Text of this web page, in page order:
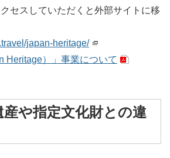
セスしていただくと外部サイトに移
japan-heritage/
Heritage）」事業について
産や指定文化財との違